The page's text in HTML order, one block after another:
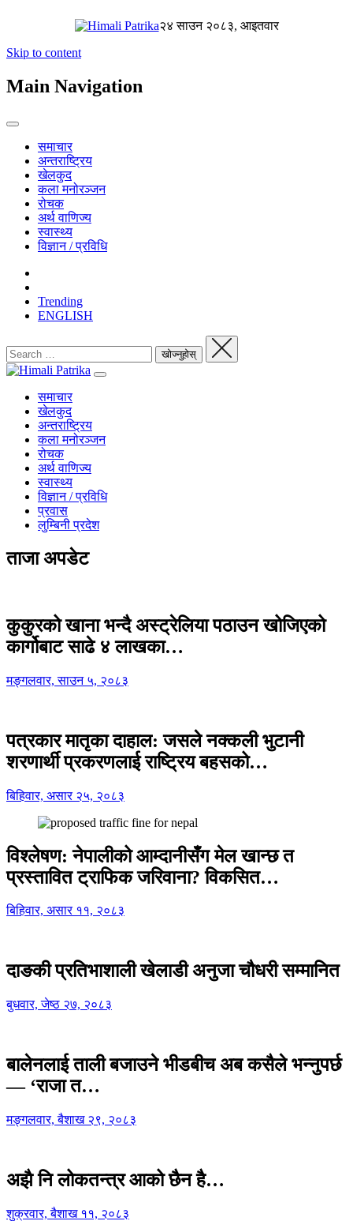
२४ साउन २०८३, आइतवार
Skip to content
Main Navigation
समाचार
अन्तराष्ट्रिय
खेलकुद
कला मनोरञ्जन
रोचक
अर्थ वाणिज्य
स्वास्थ्य
विज्ञान / प्रविधि
Trending
ENGLISH
समाचार
खेलकुद
अन्तराष्ट्रिय
कला मनोरञ्जन
रोचक
अर्थ वाणिज्य
स्वास्थ्य
विज्ञान / प्रविधि
प्रवास
लुम्बिनी प्रदेश
ताजा अपडेट
कुकुरको खाना भन्दै अस्ट्रेलिया पठाउन खोजिएको
कार्गोबाट साढे ४ लाखका…
मङ्गलवार, साउन ५, २०८३
पत्रकार मातृका दाहाल: जसले नक्कली भुटानी
शरणार्थी प्रकरणलाई राष्ट्रिय बहसको…
बिहिवार, असार २५, २०८३
विश्लेषण: नेपालीको आम्दानीसँग मेल खान्छ त
प्रस्तावित ट्राफिक जरिवाना? विकसित…
बिहिवार, असार ११, २०८३
दाङकी प्रतिभाशाली खेलाडी अनुजा चौधरी सम्मानित
बुधवार, जेष्ठ २७, २०८३
बालेनलाई ताली बजाउने भीडबीच अब कसैले भन्नुपर्छ
— ‘राजा त…
मङ्गलवार, बैशाख २९, २०८३
अझै नि लोकतन्त्र आको छैन है…
शुक्रवार, बैशाख ११, २०८३